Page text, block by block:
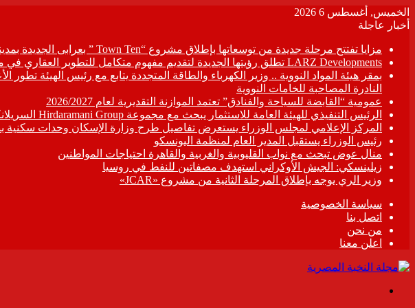
الخميس, أغسطس 6 2026
أخبار عاجلة
مزايا تفتتح مرحلة جديدة من توسعاتها بإطلاق مشروع “Town Ten ” بعرابى الجديدة بمدينة العبور
LARZ Developments تطلق رؤيتها الجديدة لتقديم مفهوم متكامل للتطوير العقاري في مصر
بمقر هيئة المواد النووية .. وزير الكهرباء والطاقة المتجددة يتابع مع رئيس الهيئة
النادرة المصاحبة للخامات النووية
عمومية “القابضة للسياحة والفنادق” تعتمد الموازنة التقديرية لعام 2026/2027
الرئيس التنفيذي للهيئة العامة للاستثمار يبحث مع مجموعة Hirdaramani Group السريلانكية خطط التوسع في السوق المصرية
المركز الإعلامي لمجلس الوزراء يستعرض تفاصيل طرح وزارة الإسكان وحدات سكنية
رئيس الوزراء يستقبل المدير العام لمنظمة اليونسكو
منال عوض تبحث مع نواب القليوبية والغربية والقاهرة احتياجات المواطنين
زيلينسكي: الجيش الأوكراني استهدف مصفاتين للنفط في روسيا
وزير الري يوجه بإطلاق المرحلة الثانية من مشروع «JCAR»
سياسة الخصوصية
اتصل بنا
من نحن
اعلن معنا